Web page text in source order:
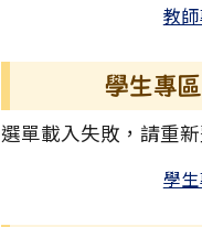
教
學生專區
選單載入失敗，請重
學